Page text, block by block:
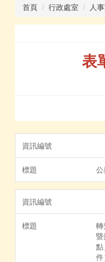
首頁 行政處室 人
表
公
轉
暨
點
件